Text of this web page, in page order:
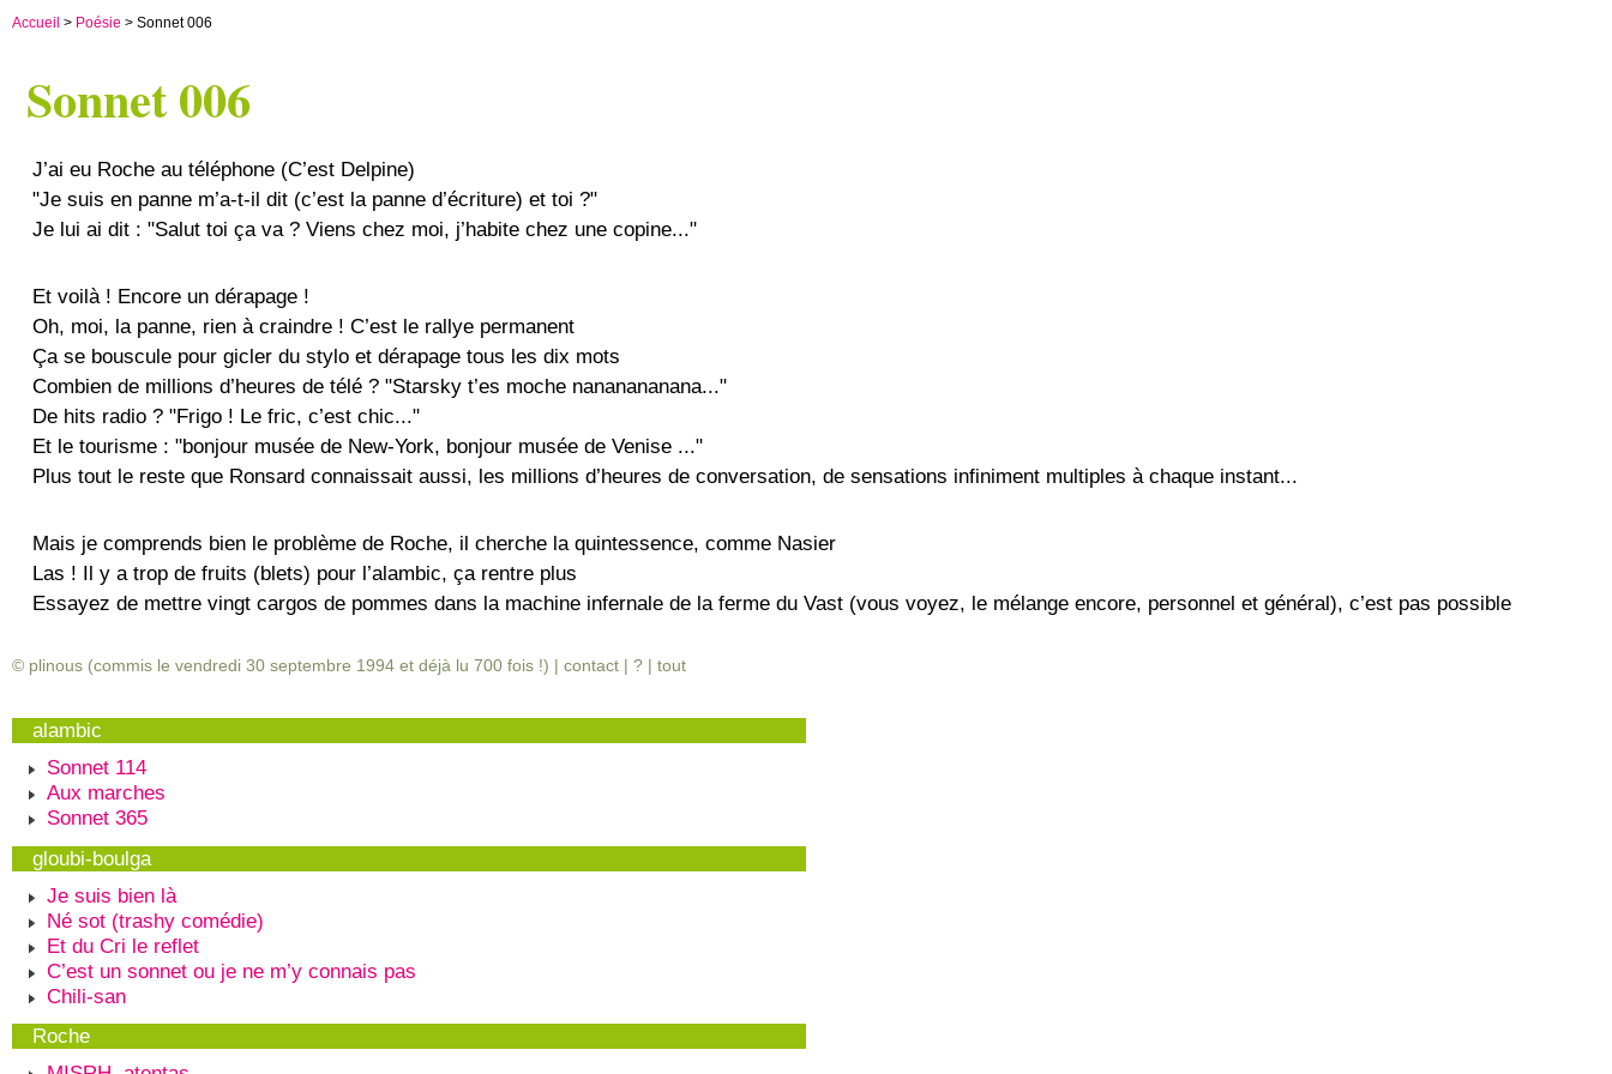
Accueil > Poésie > Sonnet 006
Sonnet 006
J’ai eu Roche au téléphone (C’est Delpine)
"Je suis en panne m’a-t-il dit (c’est la panne d’écriture) et toi ?"
Je lui ai dit : "Salut toi ça va ? Viens chez moi, j’habite chez une copine..."
Et voilà ! Encore un dérapage !
Oh, moi, la panne, rien à craindre ! C’est le rallye permanent
Ça se bouscule pour gicler du stylo et dérapage tous les dix mots
Combien de millions d’heures de télé ? "Starsky t’es moche nananananana..."
De hits radio ? "Frigo ! Le fric, c’est chic..."
Et le tourisme : "bonjour musée de New-York, bonjour musée de Venise ..."
Plus tout le reste que Ronsard connaissait aussi, les millions d’heures de conversation, de sensations infiniment multiples à chaque instant...
Mais je comprends bien le problème de Roche, il cherche la quintessence, comme Nasier
Las ! Il y a trop de fruits (blets) pour l’alambic, ça rentre plus
Essayez de mettre vingt cargos de pommes dans la machine infernale de la ferme du Vast (vous voyez, le mélange encore, personnel et général), c’est pas possible
© plinous (commis le vendredi 30 septembre 1994 et déjà lu 700 fois !) | contact | ? | tout
alambic
Sonnet 114
Aux marches
Sonnet 365
gloubi-boulga
Je suis bien là
Né sot (trashy comédie)
Et du Cri le reflet
C’est un sonnet ou je ne m’y connais pas
Chili-san
Roche